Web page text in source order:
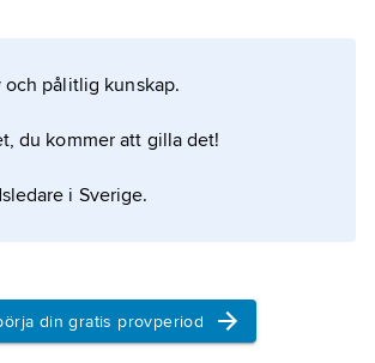
pålitlig kunskap.
du kommer att gilla det!
i Sverige.
din gratis provperiod